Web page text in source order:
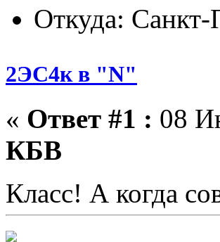
Откуда: Санкт-
2ЭС4к в "N"
« Ответ #1 : 08
КБВ
Класс! А когда